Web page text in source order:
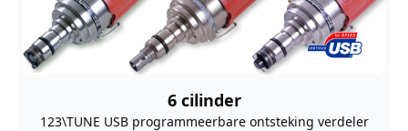
6 cilinder
123\TUNE USB programmeerbare ontsteking verdeler